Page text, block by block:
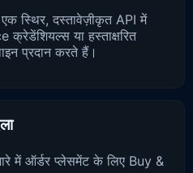
एक स्थिर, दस्तावेज़ीकृत API में
या हस्ताक्षरित
प्रदान करते हैं।
में ऑर्डर प्लेसमेंट के लिए Buy &